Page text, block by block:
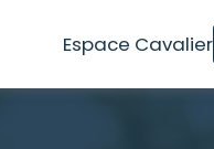
Espace Cavalier